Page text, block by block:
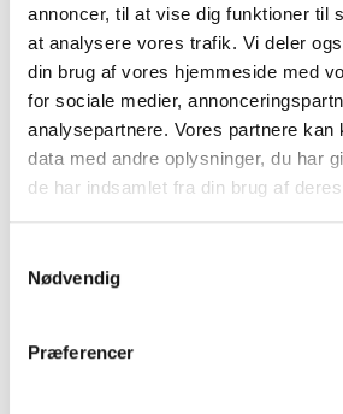
annoncer, til at vise dig funktioner til
at analysere vores trafik. Vi deler
din brug af vores hjemmeside med
for sociale medier,
analysepartnere. Vores partnere kan
data med andre oplysninger, du har
de har indsamlet fra din brug af
Nødvendig
Præferencer
Årsberetning 2025 er landet
de nyeste features på Filmstriben,
digitale tjenester.